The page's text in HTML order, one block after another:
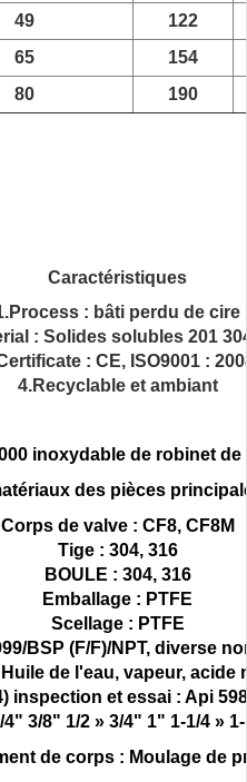
49
122
65
154
80 190
Caractéristiques
: bâti perdu de cire
: Solides solubles 201
: CE, ISO9001 :
4.Recyclable et ambiant
inoxydable de robinet
des pièces
Corps de valve : CF8, CF8M
Tige : 304, 316
BOULE : 304, 316
Emballage : PTFE
Scellage : PTFE
BSP (F/F)/NPT, diverse
de l'eau, vapeur, acide
inspection et essai : Api 598
3/8" 1/2 » 3/4" 1" 1-1/4 »
de corps : Moulage de